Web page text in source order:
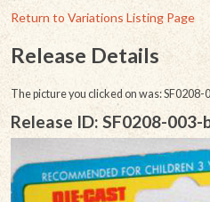
Return to Variations Listing Page
Release Details
The picture you clicked on was: SF0208-
Release ID: SF0208-003-